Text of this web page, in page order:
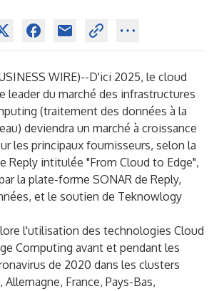
WIRE)--D'ici 2025, le cloud
leader du marché des infrastructures
(traitement des données à la
deviendra un marché à croissance
les principaux fournisseurs, selon la
Reply intitulée "From Cloud to Edge",
la plate-forme SONAR de Reply,
et le soutien de Teknowlogy
l'utilisation des technologies Cloud
Computing avant et pendant les
de 2020 dans les clusters
France, Pays-Bas,